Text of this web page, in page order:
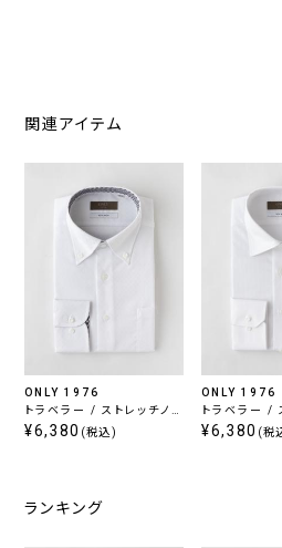
関連アイテム
ONLY 1976
トラベラー / ストレッチノン
アイロン ボタンダウン
¥6,380 (税込)
ONLY 1976
トラベラー /
アイロン セミ
¥6,380 (税
ランキング